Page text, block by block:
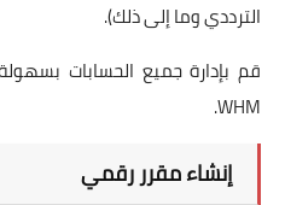
الترددي وما إلى ذلك).
قم بإدارة جميع الحسابات
WHM.
إنشاء مقرر رقمي